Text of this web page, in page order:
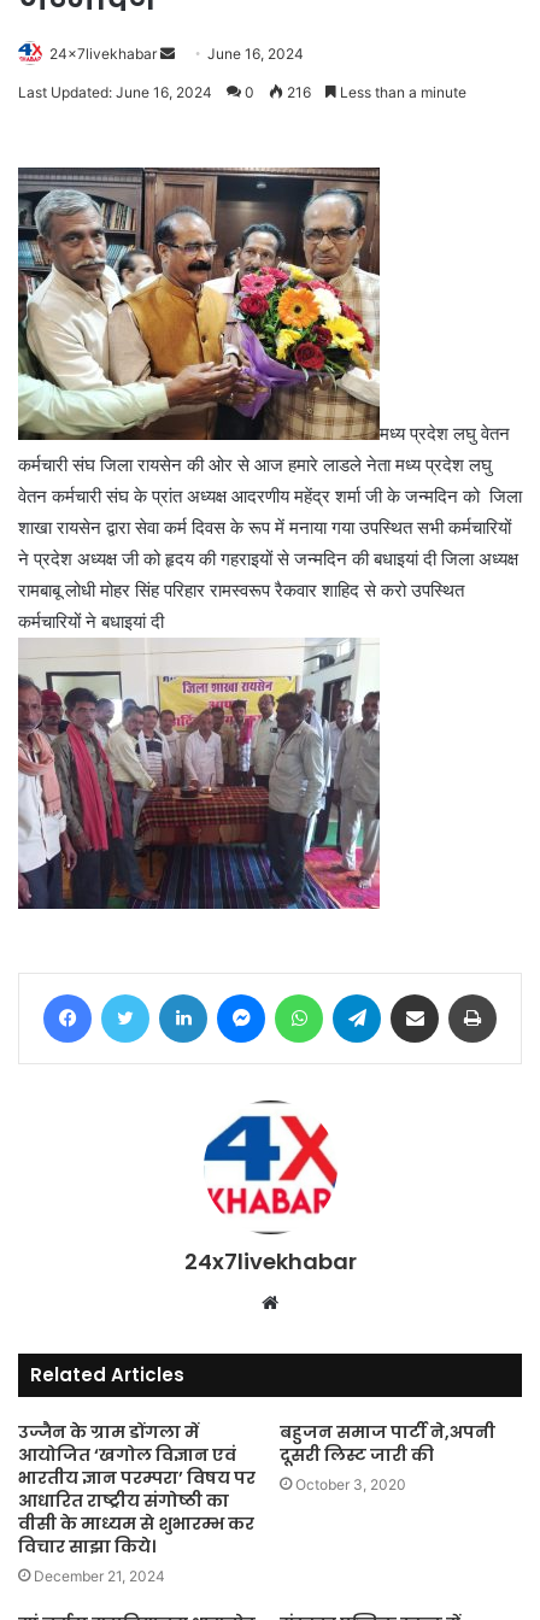
24x7livekhabar
SendJune 16, 2024
Last Updated: June 16, 2024 0 216 Less than a minute
मध्य प्रदेश लघु वेतन
कर्मचारी संघ जिला रायसेन की ओर से आज हमारे लाडले नेता मध्य प्रदेश लघु
वेतन कर्मचारी संघ के प्रांत अध्यक्ष आदरणीय महेंद्र शर्मा जी के जन्मदिन को जिला
शाखा रायसेन द्वारा सेवा कर्म दिवस के रूप में मनाया गया उपस्थित सभी कर्मचारियों
ने प्रदेश अध्यक्ष जी को हृदय की गहराइयों से जन्मदिन की बधाइयां दी जिला अध्यक्ष
रामबाबू लोधी मोहर सिंह परिहार रामस्वरूप रैकवार शाहिद से करो उपस्थित
कर्मचारियों ने बधाइयां दी
FacebookTwitter LinkedIn MessengerWhatsAppTelegram Share via Email
24x7livekhabar
Website
Related Articles
उज्जैन के ग्राम डोंगला में
आयोजित ‘खगोल विज्ञान एवं
भारतीय ज्ञान परम्परा’ विषय पर
आधारित राष्ट्रीय संगोष्ठी का
वीसी के माध्यम से शुभारम्भ कर
विचार साझा किये।
December 21, 2024
बहुजन समाज पार्टी ने,अपनी
दूसरी लिस्ट जारी की
October 3, 2020